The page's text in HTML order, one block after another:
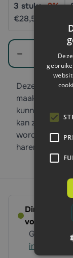
3 stuks-2%
€28,50
Aantal
Deze wand/
maakt het
kunnen
kan zowel in
worden
haren is
Direct
volgende
Gratis
informatie